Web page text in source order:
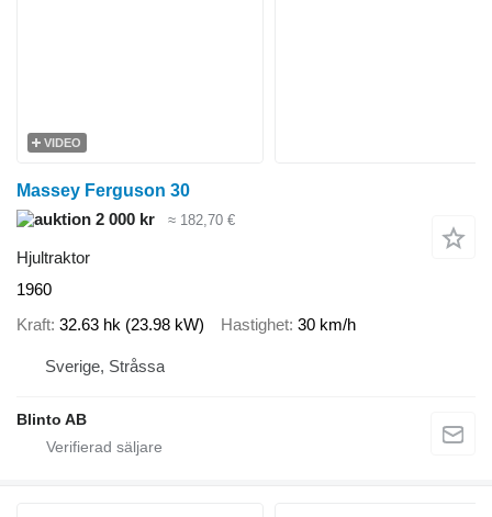
VIDEO
Massey Ferguson 30
2 000 kr
≈ 182,70 €
Hjultraktor
1960
Kraft 32.63 hk (23.98 kW) Hastighet 30 km/h
Sverige, Stråssa
Blinto AB